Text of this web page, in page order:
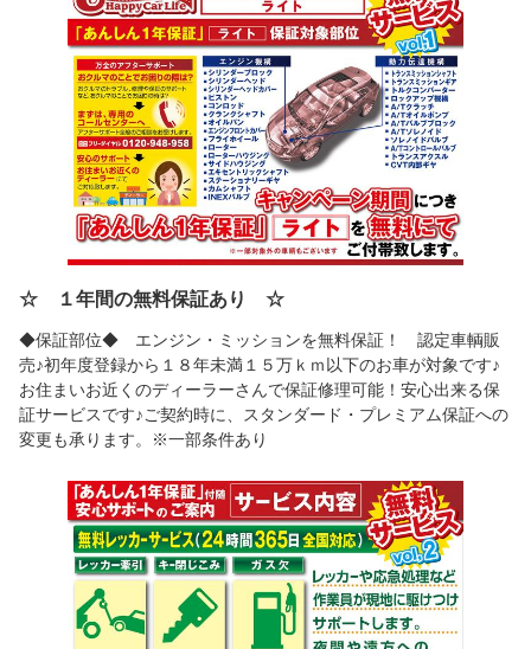
☆ １年間の無料保証あり ☆
◆保証部位◆ エンジン・ミッションを無料保証！ 認定車輌販
売♪初年度登録から１８年未満１５万ｋｍ以下のお車が対象です♪
お住まいお近くのディーラーさんで保証修理可能！安心出来る保
証サービスです♪ご契約時に、スタンダード・プレミアム保証への
変更も承ります。※一部条件あり